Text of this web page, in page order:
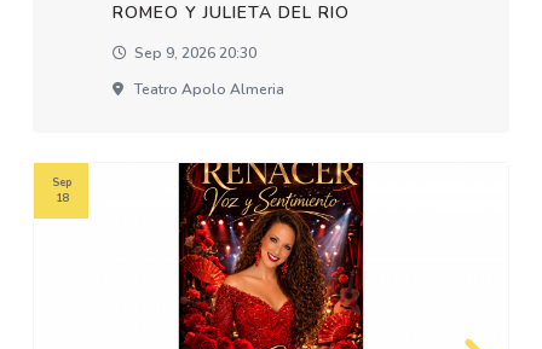
ROMEO Y JULIETA DEL RIO
Sep 9, 2026 20:30
Teatro Apolo Almeria
Sep
18